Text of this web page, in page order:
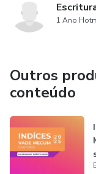
1 Ano
Outros
conteúdo